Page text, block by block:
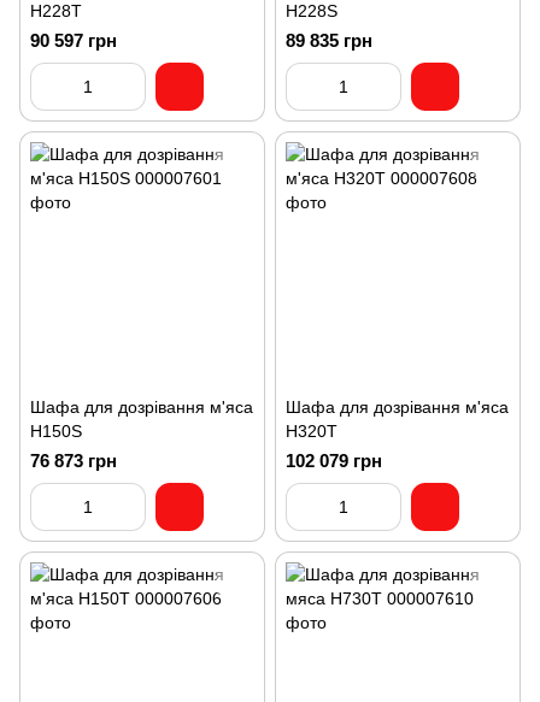
H228T
90 597 грн
H228S
89 835 грн
Шафа для дозрівання м'яса
H150S
76 873 грн
Шафа для дозрівання м'яса
H320T
102 079 грн